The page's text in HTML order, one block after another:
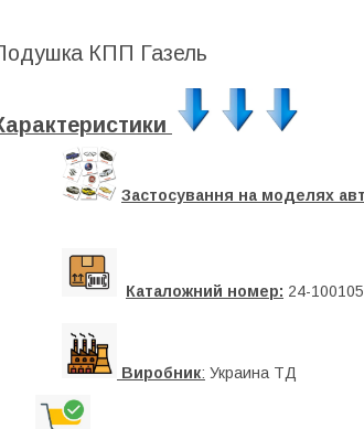
КПП Газель
Застосування на моделях
Каталожний номер: 24-
Виробник: Украина ТД